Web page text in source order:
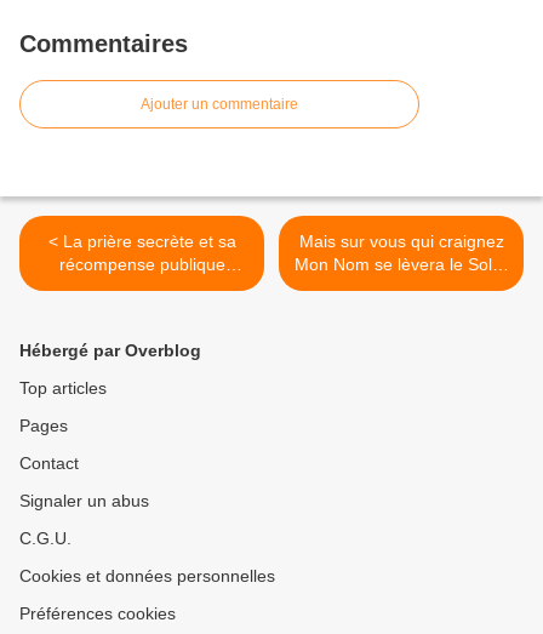
Commentaires
Ajouter un commentaire
< La prière secrète et sa
récompense publique
d'Ernest Dhombres (2ème
Mais sur vous qui craignez
Mon Nom se lèvera le Soleil
de Justice >
Hébergé par Overblog
Top articles
Pages
Contact
Signaler un abus
C.G.U.
Cookies et données personnelles
Préférences cookies